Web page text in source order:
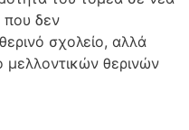
που δεν
σχολείο, αλλά
μελλοντικών θερινών